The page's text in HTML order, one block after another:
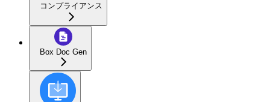
コンプライアンス
Box Doc Gen